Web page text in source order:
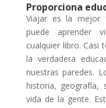
Proporciona
Viajar es la mejor
puede aprender
cualquier libro. Casi
la verdadera
nuestras paredes.
historia, geografía,
vida de la gente.